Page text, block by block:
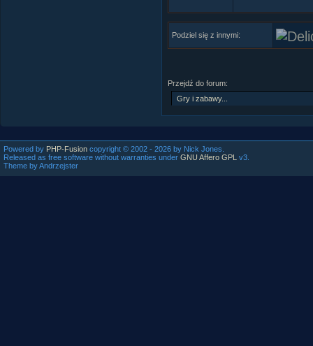
Podziel się z innymi:
Przejdź do forum:
Powered by PHP-Fusion copyright © 2002 - 2026 by Nick Jones.
Released as free software without warranties under GNU Affero GPL v3.
Theme by Andrzejster